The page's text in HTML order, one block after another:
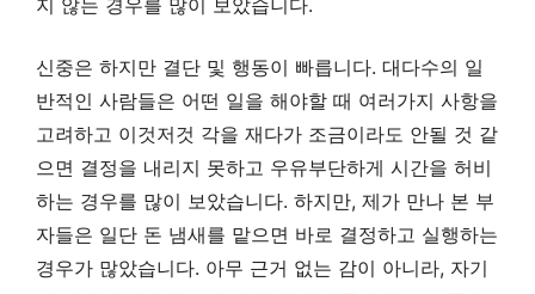
지 않는 경우를 많이 보았습니다.
신중은 하지만 결단 및 행동이 빠릅니다. 대다수의 일
반적인 사람들은 어떤 일을 해야할 때 여러가지 사항을
고려하고 이것저것 각을 재다가 조금이라도 안될 것 같
으면 결정을 내리지 못하고 우유부단하게 시간을 허비
하는 경우를 많이 보았습니다. 하지만, 제가 만나 본 부
자들은 일단 돈 냄새를 맡으면 바로 결정하고 실행하는
경우가 많았습니다. 아무 근거 없는 감이 아니라, 자기